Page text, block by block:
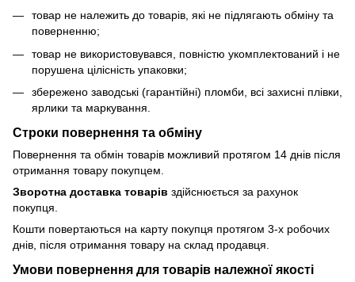
товар не належить до товарів, які не підлягають обміну та
поверненню;
товар не використовувався, повністю укомплектований і не
порушена цілісність упаковки;
збережено заводські (гарантійні) пломби, всі захисні плівки,
ярлики та маркування.
Строки повернення та обміну
Повернення та обмін товарів можливий протягом 14 днів після
отримання товару покупцем.
Зворотна доставка товарів здійснюється за рахунок
покупця.
Кошти повертаються на карту покупця протягом 3-х робочих
днів, після отримання товару на склад продавця.
Умови повернення для товарів належної якості